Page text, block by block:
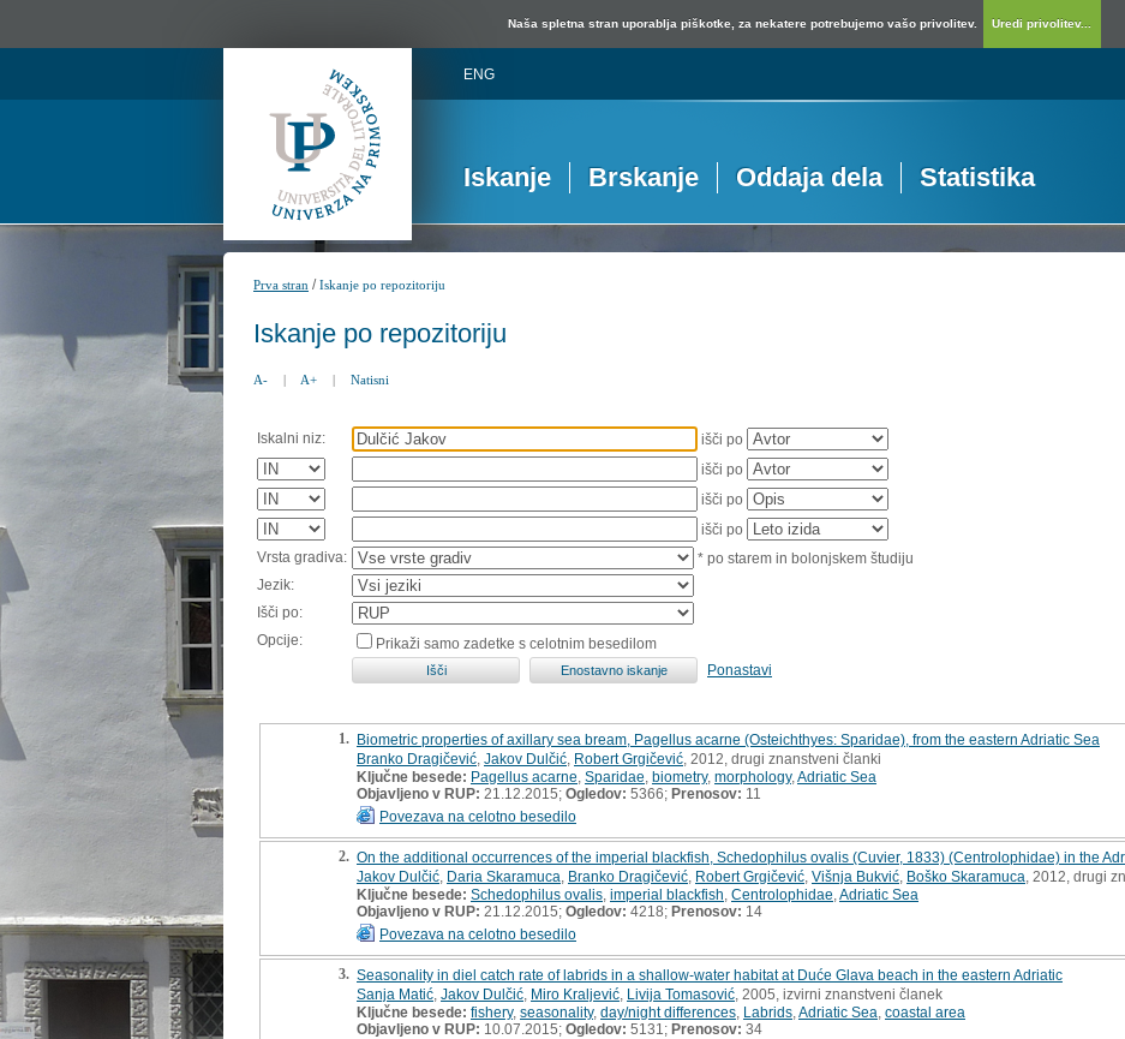
Naša spletna stran uporablja piškotke, za nekatere potrebujemo vašo privolitev. Uredi privolitev...
ENG
Iskanje Brskanje Oddaja dela Statistika
Prva stran /Iskanje po repozitoriju
Iskanje po repozitoriju
A- | A+ | Natisni
Iskalni niz:
išči po
išči po
išči po
išči po
Vrsta gradiva:
* po starem in bolonjskem študiju
Jezik:
Išči po:
Opcije:
Prikaži samo zadetke s celotnim besedilom
Ponastavi
1. Biometric properties of axillary sea bream, Pagellus acarne (Osteichthyes: Sparidae), from the eastern Adriatic Sea
Branko Dragičević Jakov Dulčić Robert Grgičević , 2012, drugi znanstveni članki
Ključne besede: Pagellus acarne Sparidae biometry, morphology, Adriatic Sea
Objavljeno v RUP: 21.12.2015; Ogledov: 5366; Prenosov: 11
Povezava na celotno besedilo
2. On the additional occurrences of the imperial blackfish, Schedophilus ovalis (Cuvier, 1833) (Centrolophidae) in the
Jakov Dulčić Daria Skaramuca Branko Dragičević Robert Grgičević Višnja Bukvić Boško Skaramuca , 2012, drugi
Ključne besede: Schedophilus ovalis imperial blackfish Centrolophidae Adriatic Sea
Objavljeno v RUP: 21.12.2015; Ogledov: 4218; Prenosov: 14
Povezava na celotno besedilo
3. Seasonality in diel catch rate of labrids in a shallow-water habitat at Duće Glava beach in the eastern Adriatic
Sanja Matić Jakov Dulčić Miro Kraljević Livija Tomasović , 2005, izvirni znanstveni članek
Ključne besede: fishery, seasonality, day/night differences Labrids Adriatic Sea coastal area
Objavljeno v RUP: 10.07.2015; Ogledov: 5131; Prenosov: 34